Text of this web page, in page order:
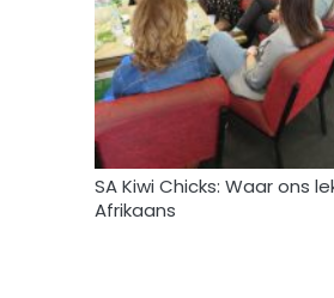
SA Kiwi Chicks: Waar ons
Afrikaans